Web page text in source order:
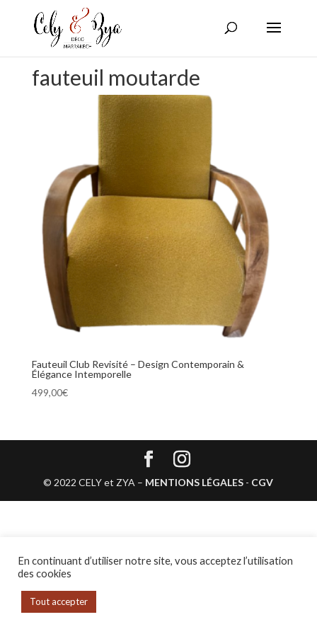
fauteuil moutarde
Fauteuil Club Revisité – Design Contemporain &
Élégance Intemporelle
499,00€
© 2022 CELY et ZYA – MENTIONS LÉGALES - CGV
En continuant d’utiliser notre site, vous acceptez l’utilisation
des cookies
Tout accepter